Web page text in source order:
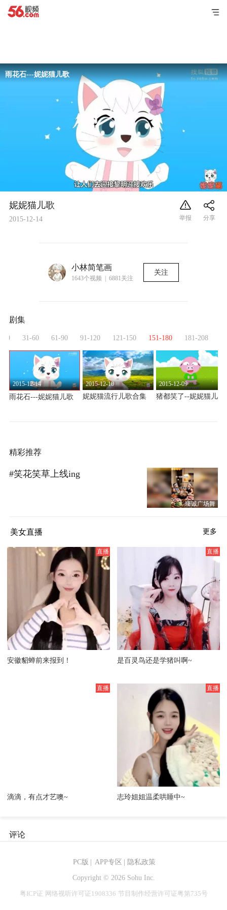
雨花石---妮妮猫儿歌
妮妮猫儿歌
2015-12-14
小林简笔画
1643个视频 | 6881关注
关注
剧集
30 31-60 61-90 91-120 121-150 151-180 181-208
2015-12-14
雨花石---妮妮猫儿歌
2015-12-10
妮妮猫流行儿歌合集
2015-12-09
猪都笑了--妮妮猫儿歌
精彩推荐
#笑花笑草上线ing
臻诚广场舞
美女直播 更多
安徽貂蝉前来报到！ 是百灵鸟还是学猪叫啊~
滴滴，有点才艺噢~ 志玲姐姐温柔哄睡中~
评论
PC版 APP专区 隐私政策
Copyright © 2026 Sohu Inc.
粤ICP证 网络视听许可证1908336 节目制作经营许可证粤第735号